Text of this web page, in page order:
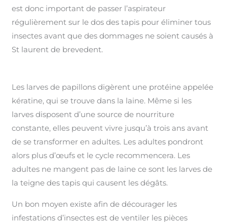
est donc important de passer l’aspirateur
régulièrement sur le dos des tapis pour éliminer tous
insectes avant que des dommages ne soient causés à
St laurent de brevedent.
Les larves de papillons digèrent une protéine appelée
kératine, qui se trouve dans la laine. Même si les
larves disposent d’une source de nourriture
constante, elles peuvent vivre jusqu’à trois ans avant
de se transformer en adultes. Les adultes pondront
alors plus d’œufs et le cycle recommencera. Les
adultes ne mangent pas de laine ce sont les larves de
la teigne des tapis qui causent les dégâts.
Un bon moyen existe afin de décourager les
infestations d’insectes est de ventiler les pièces